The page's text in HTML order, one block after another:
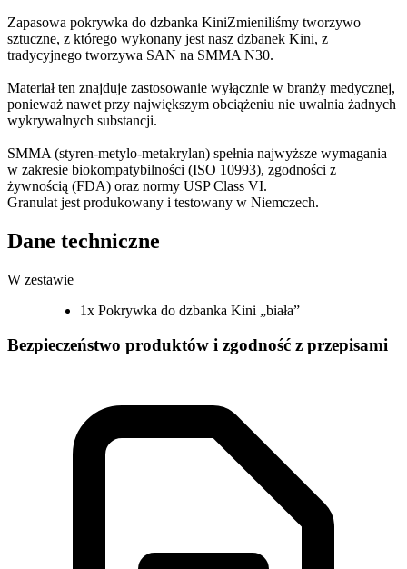
Zapasowa pokrywka do dzbanka KiniZmieniliśmy tworzywo
sztuczne, z którego wykonany jest nasz dzbanek Kini, z
tradycyjnego tworzywa SAN na SMMA N30.
Materiał ten znajduje zastosowanie wyłącznie w branży medycznej,
ponieważ nawet przy największym obciążeniu nie uwalnia żadnych
wykrywalnych substancji.
SMMA (styren-metylo-metakrylan) spełnia najwyższe wymagania
w zakresie biokompatybilności (ISO 10993), zgodności z
żywnością (FDA) oraz normy USP Class VI.
Granulat jest produkowany i testowany w Niemczech.
Dane techniczne
W zestawie
1x Pokrywka do dzbanka Kini „biała”
Bezpieczeństwo produktów i zgodność z przepisami